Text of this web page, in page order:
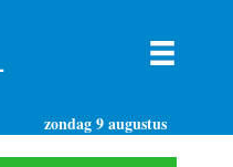
zondag 9 augustus